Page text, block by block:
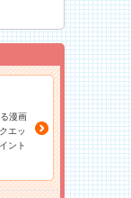
漫画
エッ
ント